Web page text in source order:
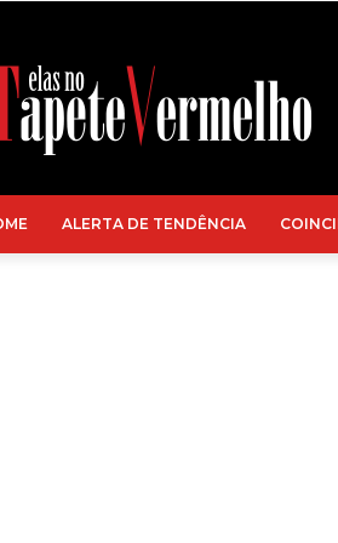
ALERTA DE TENDÊNCIA